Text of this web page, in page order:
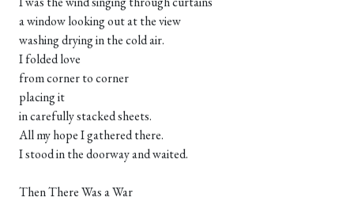
a window looking out at the view
washing drying in the cold air.
I folded love
from corner to corner
placing it
in carefully stacked sheets.
All my hope I gathered there.
I stood in the doorway and waited.
Then There Was a War